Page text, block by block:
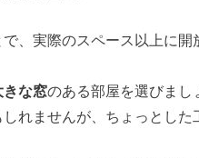
、実際のスペース以上に開
きな窓のある部屋を選びまし
れませんが、ちょっとした